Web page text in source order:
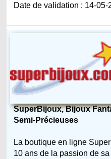
Date de validation : 14-05-
SuperBijoux, Bijoux
Semi-Précieuses
La boutique en ligne
10 ans de la passion de